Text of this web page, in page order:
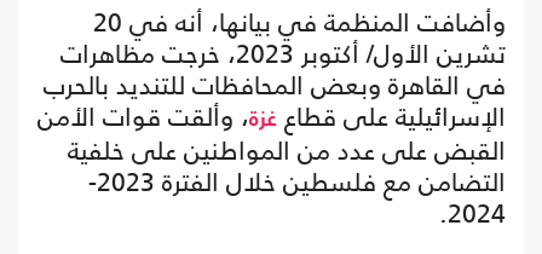
وأضافت المنظمة في بيانها، أنه في 20
تشرين الأول/ أكتوبر 2023، خرجت مظاهرات
في القاهرة وبعض المحافظات للتنديد بالحرب
الإسرائيلية على قطاع غزة، وألقت قوات الأمن
القبض على عدد من المواطنين على خلفية
التضامن مع فلسطين خلال الفترة 2023-
2024.